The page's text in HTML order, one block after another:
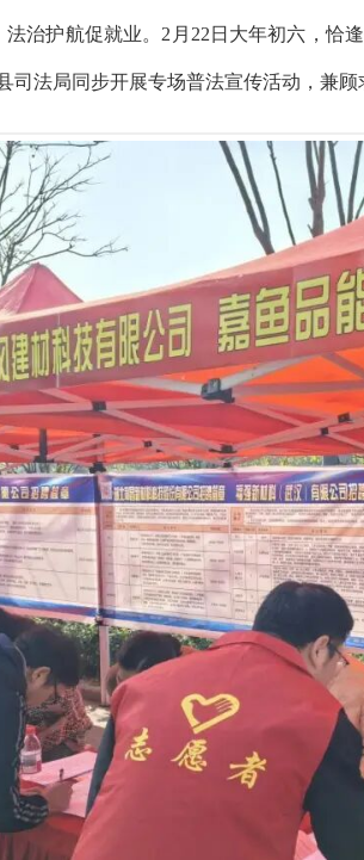
治护航促就业。2月22日大年初六，恰
司法局同步开展专场普法宣传活动，兼